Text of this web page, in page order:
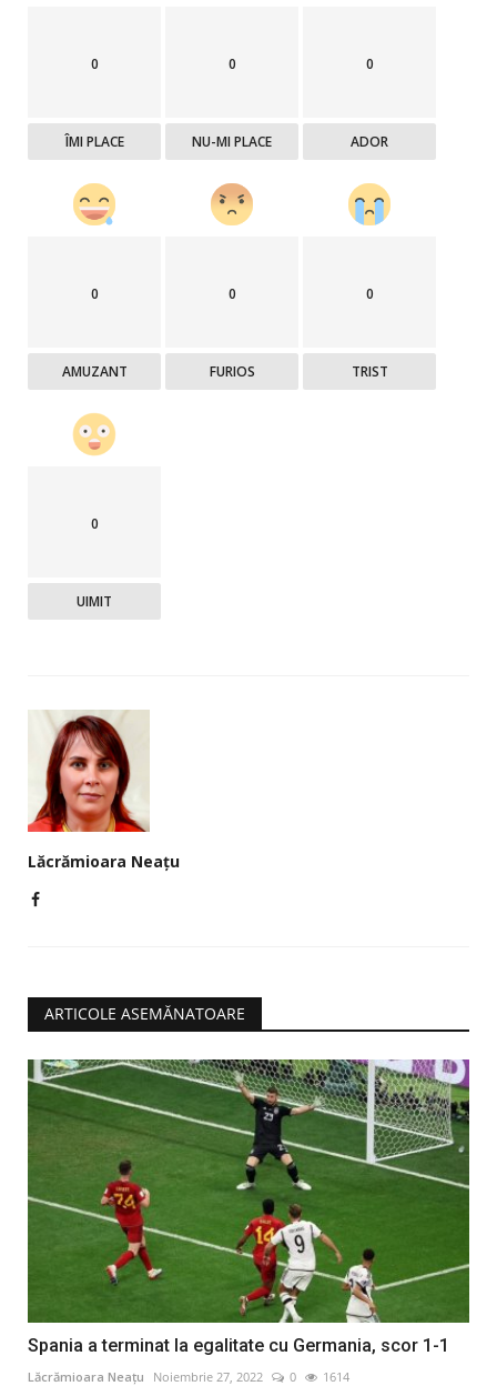
0
ÎMI PLACE
0
NU-MI PLACE
0
ADOR
0
AMUZANT
0
FURIOS
0
TRIST
0
UIMIT
Lăcrămioara Neațu
ARTICOLE ASEMĂNATOARE
Spania a terminat la egalitate cu Germania, scor 1-1
Lăcrămioara Neațu Noiembrie 27, 2022 0 1614